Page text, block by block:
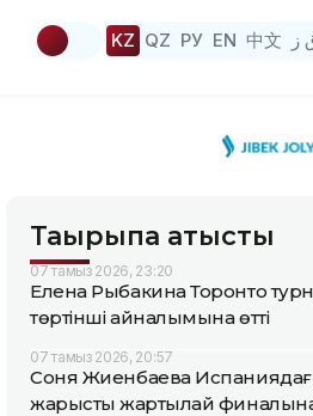
KZ QZ РУ EN 中文 ز
Тақырыпқа қатысты
07 тамыз 2026, 23:20
Елена Рыбакина Торонто
төртінші айналымына өтті
07 тамыз 2026, 20:57
Соня Жиенбаева
жарыстың жартылай